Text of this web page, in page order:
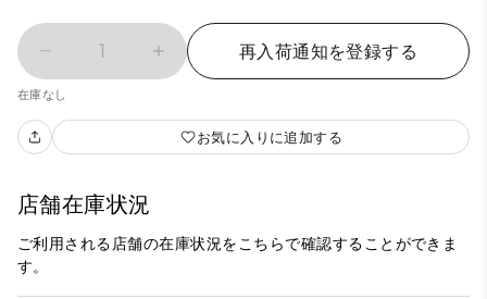
1 再入荷通知を登録する
在庫なし
お気に入りに追加する
店舗在庫状況
ご利用される店舗の在庫状況をこちらで確認することができま
す。